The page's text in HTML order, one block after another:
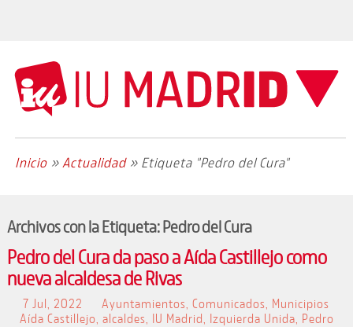
Inicio» Actualidad» Etiqueta "Pedro del Cura"
Archivos con la Etiqueta:Pedro del Cura
Pedro del Cura da paso a Aída Castillejo como
nueva alcaldesa de Rivas
7 Jul, 2022 Ayuntamientos Comunicados
Municipios
Aída Castillejo alcaldes IU Madrid Izquierda Unida
Pedro